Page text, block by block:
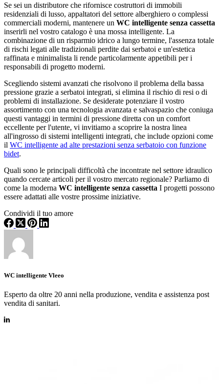
Se sei un distributore che rifornisce costruttori di immobili
residenziali di lusso, appaltatori del settore alberghiero o complessi
commerciali moderni, mantenere un WC intelligente senza cassetta
inserirli nel vostro catalogo è una mossa intelligente. La
combinazione di un risparmio idrico a lungo termine, l'assenza totale
di rischi legati alle tradizionali perdite dai serbatoi e un'estetica
raffinata e minimalista li rende particolarmente appetibili per i
responsabili di progetto moderni.
Scegliendo sistemi avanzati che risolvono il problema della bassa
pressione grazie a serbatoi integrati, si elimina il rischio di resi o di
problemi di installazione. Se desiderate potenziare il vostro
assortimento con una tecnologia avanzata e salvaspazio che coniuga
questi vantaggi in termini di pressione diretta con un comfort
eccellente per l'utente, vi invitiamo a scoprire la nostra linea
all'ingrosso di sistemi intelligenti integrati, che include opzioni come
il WC intelligente ad alte prestazioni senza serbatoio con funzione
bidet.
Quali sono le principali difficoltà che incontrate nel settore idraulico
quando cercate articoli per il vostro mercato regionale? Parliamo di
come la moderna WC intelligente senza cassetta I progetti possono
essere adattati alle vostre prossime iniziative.
Condividi il tuo amore
WC intelligente Vleeo
Esperto da oltre 20 anni nella produzione, vendita e assistenza post
vendita di sanitari.